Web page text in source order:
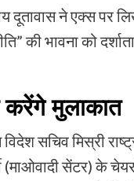
दूतावास ने एक्स पर
की भावना को
करेंगे मुलाकात
विदेश सचिव मिस्री
(माओवादी सेंटर) के